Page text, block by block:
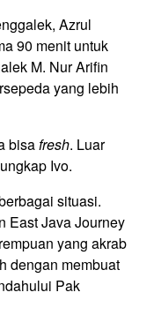
Azrul
90 menit untuk
M. Nur Arifin
yang lebih
bisafresh. Luar
Ivo.
situasi.
East Java Journey
yang akrab
dengan membuat
Pak